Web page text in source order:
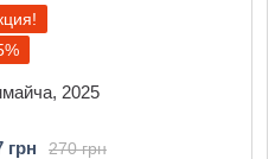
2025
270 грн
грн